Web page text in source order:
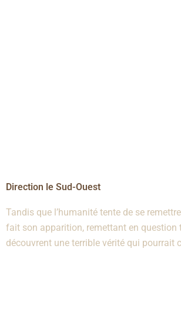
Direction le Sud-Ouest
Tandis que l’humanité tente de se
fait son apparition, remettant en question
découvrent une terrible vérité qui pourrait